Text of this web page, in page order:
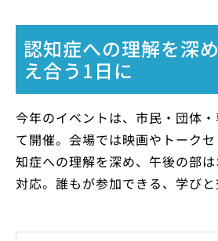
認知症への理解を深
え合う1日に
今年のイベントは、市民・団体
て開催。会場では映画やトーク
知症への理解を深め、午後の部
対応。誰もが参加できる、学びと